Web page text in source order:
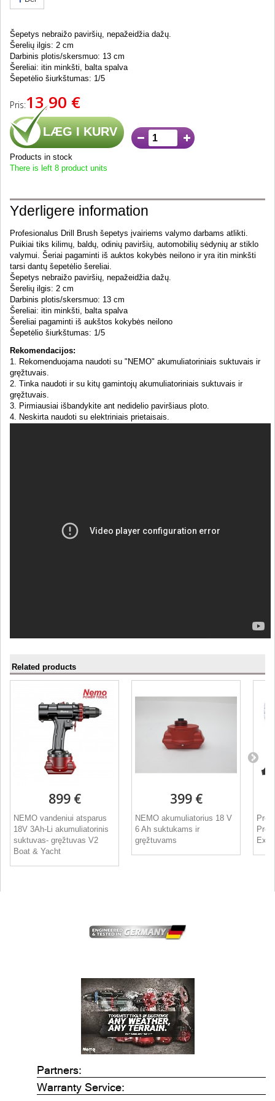
Šepetys nebraižo paviršių, nepažeidžia dažų.
Šerelių ilgis: 2 cm
Darbinis plotis/skersmuo: 13 cm
Šereliai: itin minkšti, balta spalva
Šepetėlio šiurkštumas: 1/5
Pris:13,90 €
LÆG I KURV
Products in stock
There is left 8 product units
Yderligere information
Profesionalus Drill Brush šepetys įvairiems valymo darbams atlikti.
Puikiai tiks kilimų, baldų, odinių paviršių, automobilių sėdynių ar stiklo
valymui. Šeriai pagaminti iš auktos kokybės neilono ir yra itin minkšti
tarsi dantų šepetėlio šereliai.
Šepetys nebraižo paviršių, nepažeidžia dažų.
Šerelių ilgis: 2 cm
Darbinis plotis/skersmuo: 13 cm
Šereliai: itin minkšti, balta spalva
Šereliai pagaminti iš aukštos kokybės neilono
Šepetėlio šiurkštumas: 1/5
Rekomendacijos:
1. Rekomenduojama naudoti su "NEMO" akumuliatoriniais suktuvais ir
gręžtuvais.
2. Tinka naudoti ir su kitų gamintojų akumuliatoriniais suktuvais ir
gręžtuvais.
3. Pirmiausiai išbandykite ant nedidelio paviršiaus ploto.
4. Neskirta naudoti su elektriniais prietaisais.
Related products
899 €
NEMO vandeniui atsparus
18V 3Ah-Li akumuliatorinis
suktuvas- gręžtuvas V2
Boat & Yacht
399 €
NEMO akumuliatorius 18 V
6 Ah suktukams ir
gręžtuvams
Partners:
Warranty Service: